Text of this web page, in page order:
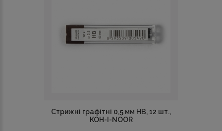
Стрижні графітні 0,5 мм НВ, 12 шт.,
KOH-I-NOOR